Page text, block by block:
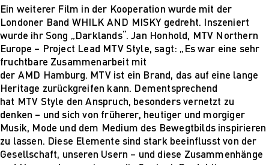
Ein weiterer Film in der Kooperation wurde mit der
Londoner Band WHILK AND MISKY gedreht. Inszeniert
wurde ihr Song „Darklands“. Jan Honhold, MTV Northern
Europe – Project Lead MTV Style, sagt: „Es war eine sehr
fruchtbare Zusammenarbeit mit
der AMD Hamburg. MTV ist ein Brand, das auf eine lange
Heritage zurückgreifen kann. Dementsprechend
hat MTV Style den Anspruch, besonders vernetzt zu
denken – und sich von früherer, heutiger und morgiger
Musik, Mode und dem Medium des Bewegtbilds inspirieren
zu lassen. Diese Elemente sind stark beeinflusst von der
Gesellschaft, unseren Usern – und diese Zusammenhänge